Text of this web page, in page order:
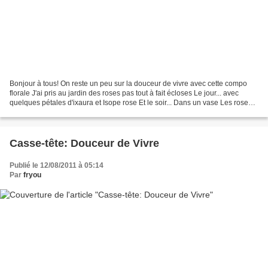
Bonjour à tous! On reste un peu sur la douceur de vivre avec cette compo
florale J'ai pris au jardin des roses pas tout à fait écloses Le jour... avec
quelques pétales d'ixaura et Isope rose Et le soir... Dans un vase Les roses
Casse-tête: Douceur de Vivre
Publié le 12/08/2011 à 05:14
Par fryou